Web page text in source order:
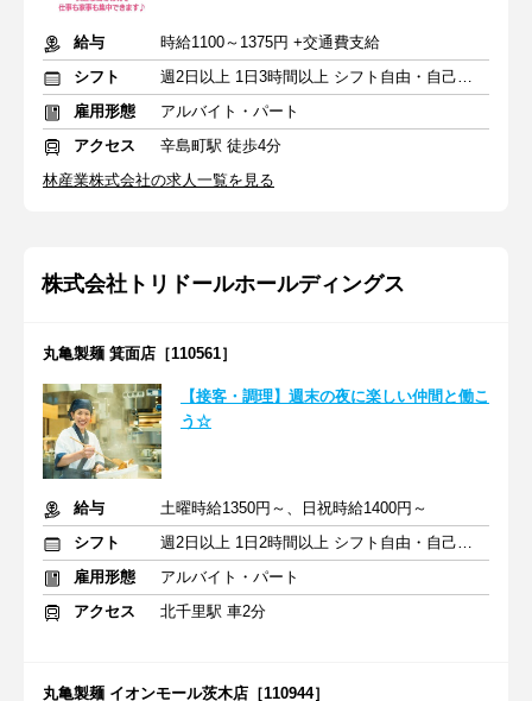
給与
時給1100～1375円 +交通費支給
シフト
週2日以上 1日3時間以上 シフト自由・自己申告
雇用形態
アルバイト・パート
アクセス
辛島町駅 徒歩4分
林産業株式会社の求人一覧を見る
株式会社トリドールホールディングス
丸亀製麺 箕面店［110561］
【接客・調理】週末の夜に楽しい仲間と働こ
う☆
給与
土曜時給1350円～、日祝時給1400円～
シフト
週2日以上 1日2時間以上 シフト自由・自己申告
雇用形態
アルバイト・パート
アクセス
北千里駅 車2分
丸亀製麺 イオンモール茨木店［110944］